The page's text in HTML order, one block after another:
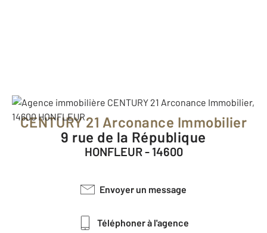
CENTURY 21 Arconance Immobilier
9 rue de la République
HONFLEUR - 14600
Envoyer un message
Téléphoner à l'agence